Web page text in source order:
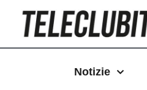
contenuto
Notizie